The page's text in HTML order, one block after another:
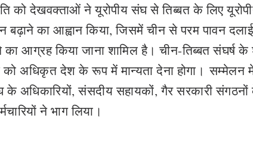
को देखवक्ताओं ने यूरोपीय संघ से तिब्बत के लिए
बढ़ाने का आह्वान किया, जिसमें चीन से परम पावन
का आग्रह किया जाना शामिल है। चीन-तिब्बत संघर्ष
को अधिकृत देश के रूप में मान्यता देना होगा। सम्मेलन
अधिकारियों, संसदीय सहायकों, गैर सरकारी
ने भाग लिया।